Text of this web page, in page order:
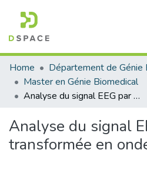
Communities & Collections
All of DSpace
Statistics
Home
Master en Génie Biomedical
Analyse du signal EEG par transformée en ondelettes.
Analyse du signal
transformée en